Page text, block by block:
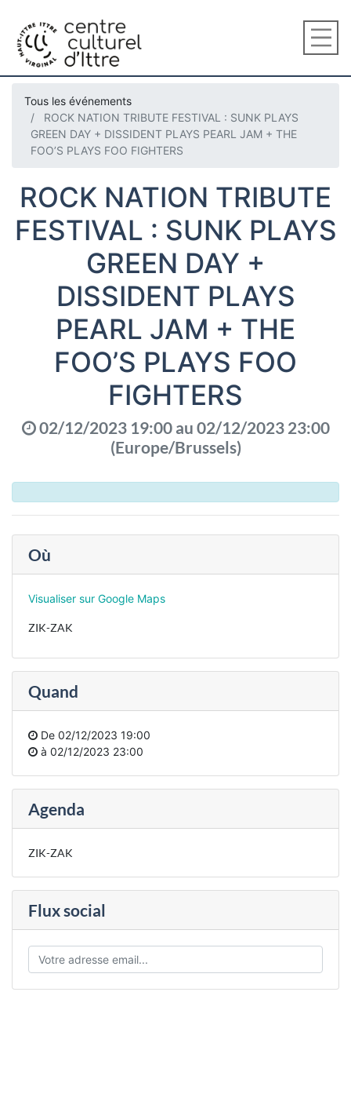
Tous les événements
ROCK NATION TRIBUTE FESTIVAL : SUNK PLAYS
GREEN DAY + DISSIDENT PLAYS PEARL JAM + THE
FOO’S PLAYS FOO FIGHTERS
ROCK NATION TRIBUTE
FESTIVAL : SUNK PLAYS
GREEN DAY +
DISSIDENT PLAYS
PEARL JAM + THE
FOO’S PLAYS FOO
FIGHTERS
02/12/2023 19:00au 02/12/2023 23:00
(Europe/Brussels)
Où
Visualiser sur Google Maps
ZIK-ZAK
Quand
De 02/12/2023 19:00
à 02/12/2023 23:00
Agenda
ZIK-ZAK
Flux social